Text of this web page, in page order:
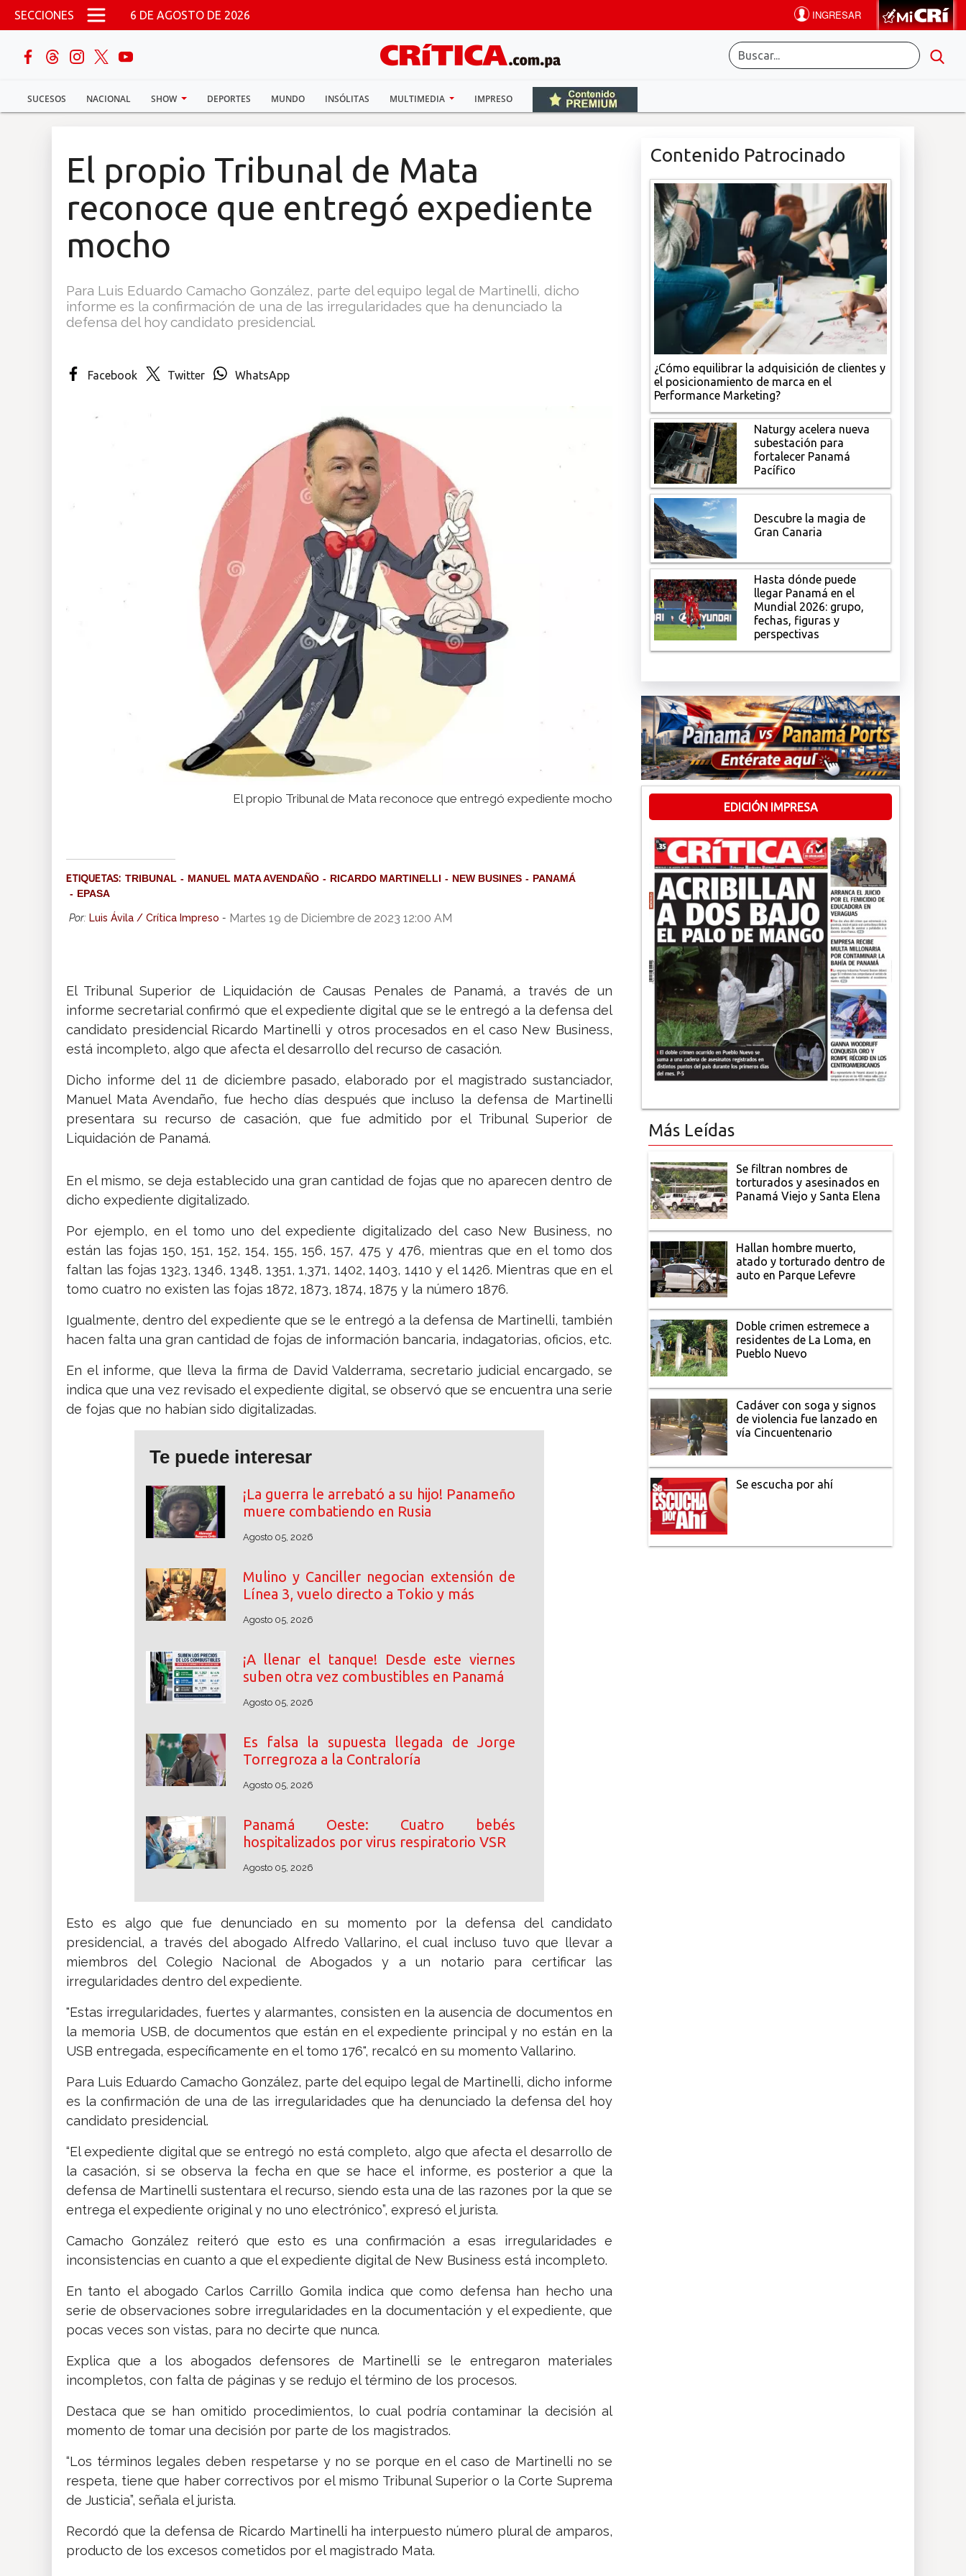
Pasar al contenido principal
SECCIONES 6 DE AGOSTO DE 2026
SUCESOS NACIONAL SHOW DEPORTES MUNDO INSÓLITAS MULTIMEDIA IMPRESO
buscar
Sucesos
El propio Tribunal de Mata
reconoce que entregó expediente
mocho
Para Luis Eduardo Camacho González, parte del equipo legal de Martinelli, dicho
informe es la confirmación de una de las irregularidades que ha denunciado la
defensa del hoy candidato presidencial.
Facebook Twitter WhatsApp
El propio Tribunal de Mata reconoce que entregó expediente mocho
ETIQUETAS: TRIBUNAL MANUEL MATA AVENDAÑO RICARDO MARTINELLI NEW BUSINES
PANAMÁ
EPASA
Por: Luis Ávila / Crítica Impreso - Martes 19 de Diciembre de 2023 12:00 AM
El Tribunal Superior de Liquidación de Causas Penales de Panamá, a través de un
informe secretarial confirmó que el expediente digital que se le entregó a la defensa del
candidato presidencial Ricardo Martinelli y otros procesados en el caso New Business,
está incompleto, algo que afecta el desarrollo del recurso de casación.
Dicho informe del 11 de diciembre pasado, elaborado por el magistrado sustanciador,
Manuel Mata Avendaño, fue hecho días después que incluso la defensa de Martinelli
presentara su recurso de casación, que fue admitido por el Tribunal Superior de
Liquidación de Panamá.
En el mismo, se deja establecido una gran cantidad de fojas que no aparecen dentro de
dicho expediente digitalizado.
Por ejemplo, en el tomo uno del expediente digitalizado del caso New Business, no
están las fojas 150, 151, 152, 154, 155, 156, 157, 475 y 476, mientras que en el tomo dos
faltan las fojas 1323, 1346, 1348, 1351, 1,371, 1402, 1403, 1410 y el 1426. Mientras que en el
tomo cuatro no existen las fojas 1872, 1873, 1874, 1875 y la número 1876.
Igualmente, dentro del expediente que se le entregó a la defensa de Martinelli, también
hacen falta una gran cantidad de fojas de información bancaria, indagatorias, oficios, etc.
En el informe, que lleva la firma de David Valderrama, secretario judicial encargado, se
indica que una vez revisado el expediente digital, se observó que se encuentra una serie
de fojas que no habían sido digitalizadas.
Te puede interesar
¡La guerra le arrebató a su hijo! Panameño
muere combatiendo en Rusia
Agosto 05, 2026
Mulino y Canciller negocian extensión de
Línea 3, vuelo directo a Tokio y más
Agosto 05, 2026
¡A llenar el tanque! Desde este viernes
suben otra vez combustibles en Panamá
Agosto 05, 2026
Es falsa la supuesta llegada de Jorge
Torregroza a la Contraloría
Agosto 05, 2026
Panamá Oeste: Cuatro bebés
hospitalizados por virus respiratorio VSR
Agosto 05, 2026
Esto es algo que fue denunciado en su momento por la defensa del candidato
presidencial, a través del abogado Alfredo Vallarino, el cual incluso tuvo que llevar a
miembros del Colegio Nacional de Abogados y a un notario para certificar las
irregularidades dentro del expediente.
"Estas irregularidades, fuertes y alarmantes, consisten en la ausencia de documentos en
la memoria USB, de documentos que están en el expediente principal y no están en la
USB entregada, específicamente en el tomo 176", recalcó en su momento Vallarino.
Para Luis Eduardo Camacho González, parte del equipo legal de Martinelli, dicho informe
es la confirmación de una de las irregularidades que ha denunciado la defensa del hoy
candidato presidencial.
“El expediente digital que se entregó no está completo, algo que afecta el desarrollo de
la casación, si se observa la fecha en que se hace el informe, es posterior a que la
defensa de Martinelli sustentara el recurso, siendo esta una de las razones por la que se
entrega el expediente original y no uno electrónico”, expresó el jurista.
Camacho González reiteró que esto es una confirmación a esas irregularidades e
inconsistencias en cuanto a que el expediente digital de New Business está incompleto.
En tanto el abogado Carlos Carrillo Gomila indica que como defensa han hecho una
serie de observaciones sobre irregularidades en la documentación y el expediente, que
pocas veces son vistas, para no decirte que nunca.
Explica que a los abogados defensores de Martinelli se le entregaron materiales
incompletos, con falta de páginas y se redujo el término de los procesos.
Destaca que se han omitido procedimientos, lo cual podría contaminar la decisión al
momento de tomar una decisión por parte de los magistrados.
“Los términos legales deben respetarse y no se porque en el caso de Martinelli no se
respeta, tiene que haber correctivos por el mismo Tribunal Superior o la Corte Suprema
de Justicia”, señala el jurista.
Recordó que la defensa de Ricardo Martinelli ha interpuesto número plural de amparos,
producto de los excesos cometidos por el magistrado Mata.
Contenido Patrocinado
¿Cómo equilibrar la adquisición de clientes y
el posicionamiento de marca en el
Performance Marketing?
Naturgy acelera nueva
subestación para
fortalecer Panamá
Pacífico
Descubre la magia de
Gran Canaria
Hasta dónde puede
llegar Panamá en el
Mundial 2026: grupo,
fechas, figuras y
perspectivas
EDICIÓN IMPRESA
Más Leídas
Se filtran nombres de
torturados y asesinados en
Panamá Viejo y Santa Elena
Hallan hombre muerto,
atado y torturado dentro de
auto en Parque Lefevre
Doble crimen estremece a
residentes de La Loma, en
Pueblo Nuevo
Cadáver con soga y signos
de violencia fue lanzado en
vía Cincuentenario
Se escucha por ahí